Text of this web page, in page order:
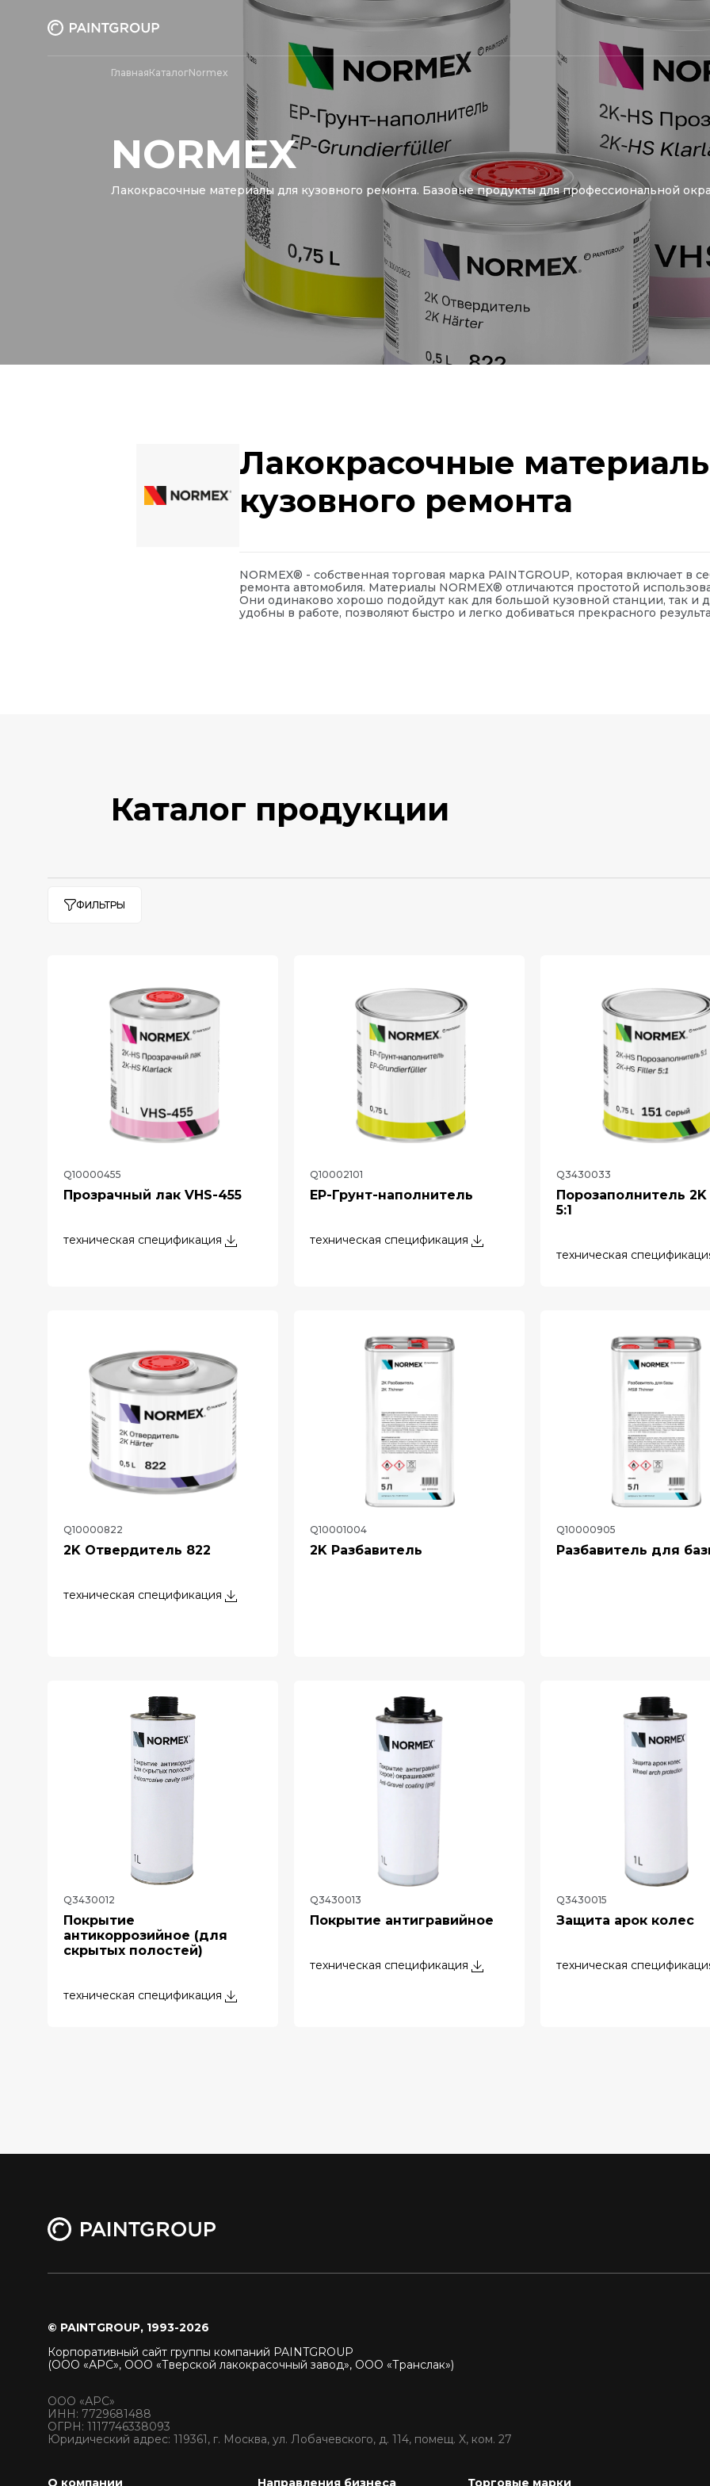
ГлавнаяКаталогNormex
NORMEX
Лакокрасочные материалы для кузовного ремонта. Базовые продукты для профессиональной
Лакокрасочные
кузовного ремонта
NORMEX® - собственная торговая марка PAINTGROUP, которая включает в
ремонта автомобиля. Материалы NORMEX® отличаются простотой
Они одинаково хорошо подойдут как для большой кузовной станции, так и
удобны в работе, позволяют быстро и легко добиваться прекрасного
Каталог продукции
ФИЛЬТРЫ
Q10000455
Прозрачный лак VHS-455
техническая спецификация
Q10002101
EP-Грунт-наполнитель
техническая спецификация
Q3430033
Порозаполнитель 2K
5:1
техническая
Q10000822
2K Отвердитель 822
техническая спецификация
Q10001004
2K Разбавитель
Q10000905
Разбавитель для
Q3430012
Покрытие
антикоррозийное (для
скрытых полостей)
техническая спецификация
Q3430013
Покрытие антигравийное
техническая спецификация
Q3430015
Защита арок колес
техническая
© PAINTGROUP, 1993-2026
Корпоративный сайт группы компаний PAINTGROUP
(ООО «АРС», ООО «Тверской лакокрасочный завод», ООО «Транслак»)
ООО «АРС»
ИНН: 7729681488
ОГРН: 1117746338093
Юридический адрес: 119361, г. Москва, ул. Лобачевского, д. 114, помещ. X, ком. 27
О компании Направления бизнеса Торговые марки